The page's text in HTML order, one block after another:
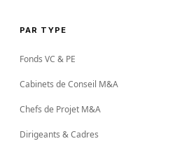
PAR TYPE
Fonds VC & PE
Cabinets de Conseil M&A
Chefs de Projet M&A
Dirigeants & Cadres